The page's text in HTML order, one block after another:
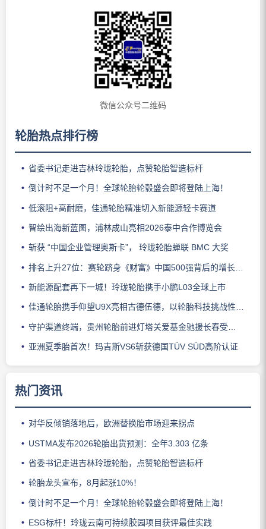
微信公众号二维码
轮胎热点排行榜
省委书记走进吉林玲珑轮胎，点赞轮胎智造标杆
倒计时不足一个月！全球轮胎轮毂盛会即将登陆上海！
低滚阻+高耐磨，佳通轮胎精准切入新能源轻卡赛道
智绘出海新蓝图，浦林成山亮相2026泰中合作博览会
斩获 “中国企业管理奥斯卡”， 玲珑轮胎蝉联 BMC 大奖
排名上升27位：赛轮跻身《财富》中国500强背后的增长逻辑
新能源配套再下一城！玲珑轮胎携手小鹏L03全球上市
佳通轮胎携手仰望U9X亮相古德伍德，以轮胎科技挑战性能边界
守护渠道终端，贵州轮胎前进灯塔关爱基金驰援长春受灾门店
亚洲夏季胎首次！玛吉斯VS6斩获德国TÜV SÜD高阶认证
热门资讯
对华反倾销落地后，欧洲替换胎市场迎来拐点
USTMA发布2026轮胎出货预测：全年3.303 亿条
省委书记走进吉林玲珑轮胎，点赞轮胎智造标杆
轮胎龙头宣布，8月起涨10%！
倒计时不足一个月！全球轮胎轮毂盛会即将登陆上海！
ESG标杆！玲珑云南可持续胶园项目获评最佳实践